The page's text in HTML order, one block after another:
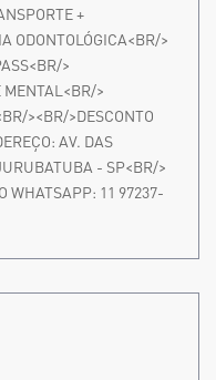
+
ODONTOLÓGICA<BR/>
>
MENTAL<BR/>
><BR/>DESCONTO
AV. DAS
- SP<BR/>
WHATSAPP: 11 97237-